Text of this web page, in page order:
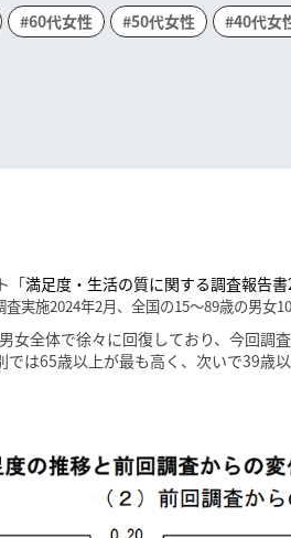
#60代女性 #50代女性 #40代女
「満足度・生活の質に関する調査報告
査実施2024年2月、全国の15〜89歳の男女
全体で徐々に回復しており、今回調
は65歳以上が最も高く、次いで39歳